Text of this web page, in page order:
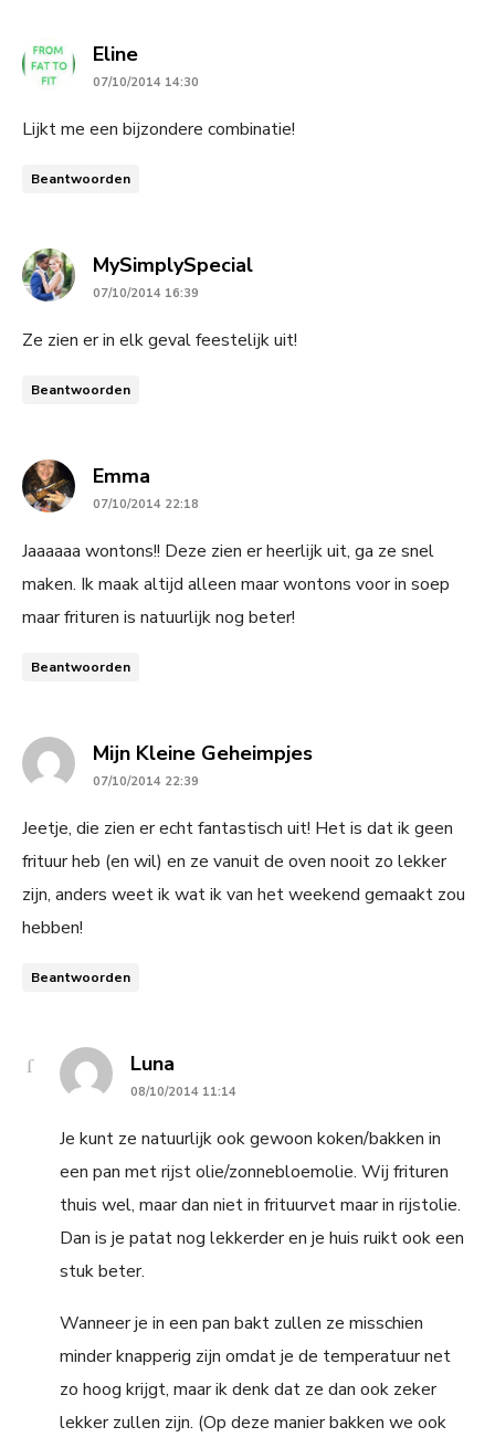
Elinesays:
07/10/2014 14:30
Lijkt me een bijzondere combinatie!
Beantwoorden
MySimplySpecialsays:
07/10/2014 16:39
Ze zien er in elk geval feestelijk uit!
Beantwoorden
Emma
07/10/2014 22:18
Jaaaaaa wontons!! Deze zien er heerlijk uit, ga ze snel
maken. Ik maak altijd alleen maar wontons voor in soep
maar frituren is natuurlijk nog beter!
Beantwoorden
Mijn Kleine Geheimpjessays:
07/10/2014 22:39
Jeetje, die zien er echt fantastisch uit! Het is dat ik geen
frituur heb (en wil) en ze vanuit de oven nooit zo lekker
zijn, anders weet ik wat ik van het weekend gemaakt zou
hebben!
Beantwoorden
Luna
08/10/2014 11:14
Je kunt ze natuurlijk ook gewoon koken/bakken in
een pan met rijst olie/zonnebloemolie. Wij frituren
thuis wel, maar dan niet in frituurvet maar in rijstolie.
Dan is je patat nog lekkerder en je huis ruikt ook een
stuk beter.
Wanneer je in een pan bakt zullen ze misschien
minder knapperig zijn omdat je de temperatuur net
zo hoog krijgt, maar ik denk dat ze dan ook zeker
lekker zullen zijn. (Op deze manier bakken we ook